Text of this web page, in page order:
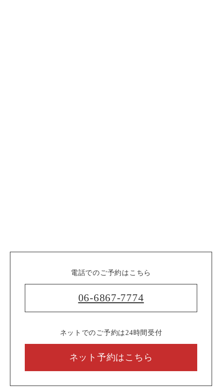
電話でのご予約はこちら
06-6867-7774
ネットでのご予約は24時間受付
ネット予約はこちら